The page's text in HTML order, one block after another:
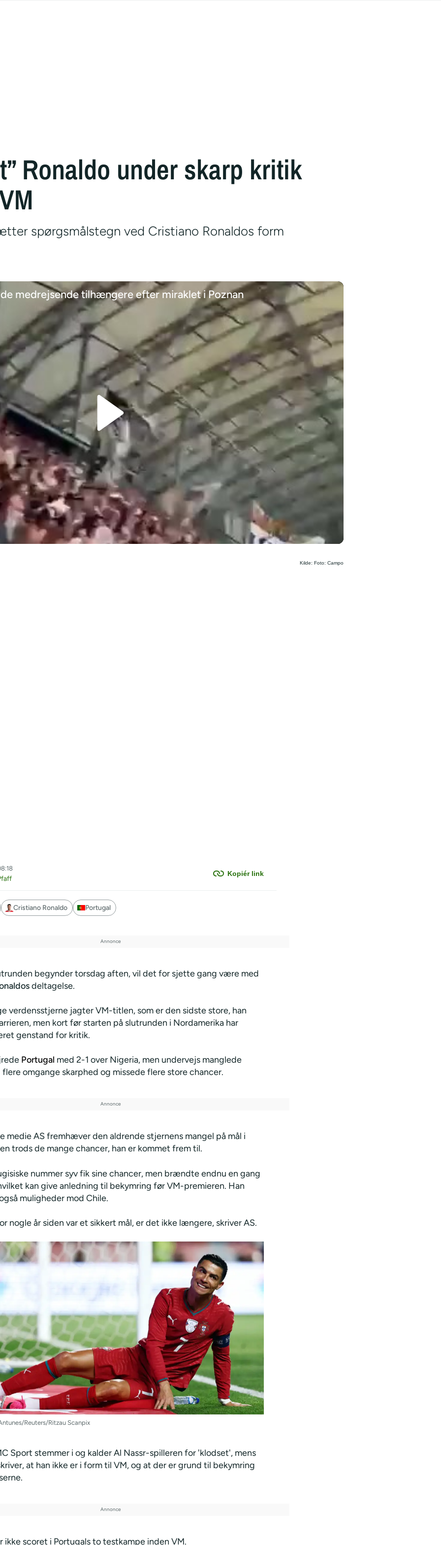
Ronaldo under skarp kritik
spørgsmålstegn ved Cristiano Ronaldos form
medrejsende tilhængere efter miraklet i Poznan
Kilde: Foto: Campo
Kopiér link
Cristiano Ronaldo Portugal
begynder torsdag aften, vil det for sjette gang være med
deltagelse.
verdensstjerne jagter VM-titlen, som er den sidste store, han
men kort før starten på slutrunden i Nordamerika har
genstand for kritik.
Portugal med 2-1 over Nigeria, men undervejs manglede
flere omgange skarphed og missede flere store chancer.
medie AS fremhæver den aldrende stjernens mangel på mål i
trods de mange chancer, han er kommet frem til.
nummer syv fik sine chancer, men brændte endnu en gang
kan give anledning til bekymring før VM-premieren. Han
muligheder mod Chile.
nogle år siden var et sikkert mål, er det ikke længere, skriver AS.
Reuters/Ritzau Scanpix
Sport stemmer i og kalder Al Nassr-spilleren for 'klodset', mens
at han ikke er i form til VM, og at der er grund til bekymring
ikke scoret i Portugals to testkampe inden VM.